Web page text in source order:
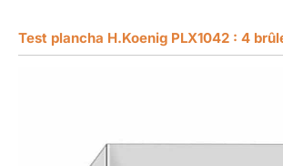
Test plancha H.Koenig PLX1042 : 4